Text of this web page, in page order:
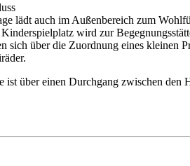
lädt auch im Außenbereich zum
wird zur
sich über die Zuordnung eines kleinen
ist über einen Durchgang zwischen den